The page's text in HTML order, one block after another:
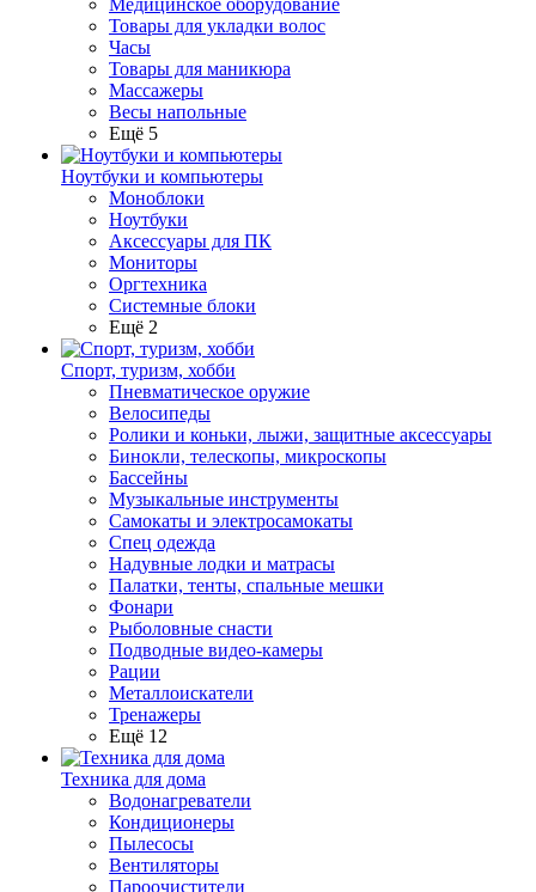
Медицинское оборудование
Товары для укладки волос
Часы
Товары для маникюра
Массажеры
Весы напольные
Ещё 5
Ноутбуки и компьютеры
Моноблоки
Ноутбуки
Аксессуары для ПК
Мониторы
Оргтехника
Системные блоки
Ещё 2
Спорт, туризм, хобби
Пневматическое оружие
Велосипеды
Ролики и коньки, лыжи, защитные аксессуары
Бинокли, телескопы, микроскопы
Бассейны
Музыкальные инструменты
Самокаты и электросамокаты
Спец одежда
Надувные лодки и матрасы
Палатки, тенты, спальные мешки
Фонари
Рыболовные снасти
Подводные видео-камеры
Рации
Металлоискатели
Тренажеры
Ещё 12
Техника для дома
Водонагреватели
Кондиционеры
Пылесосы
Вентиляторы
Пароочистители